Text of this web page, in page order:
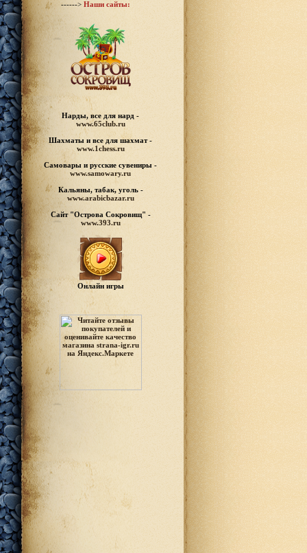
------> Наши сайты:
Нарды, все для нард -
www.65club.ru
Шахматы и все для шахмат -
www.1chess.ru
Самовары и русские сувениры -
www.samowary.ru
Кальяны, табак, уголь -
www.arabicbazar.ru
Сайт "Острова Сокровищ" -
www.393.ru
Онлайн игры